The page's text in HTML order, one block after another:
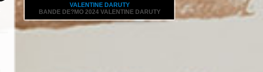
VALENTINE DARUTY
BANDE DE?MO 2024 VALENTINE DARUTY